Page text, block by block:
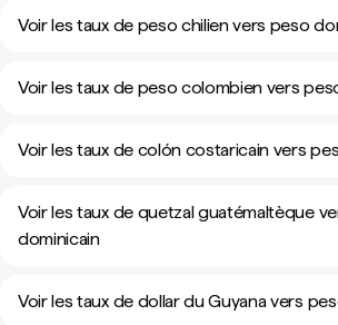
Voir les taux de peso chilien vers peso
Voir les taux de peso colombien vers
Voir les taux de colón costaricain vers
Voir les taux de quetzal guatémaltèque
dominicain
Voir les taux de dollar du Guyana vers